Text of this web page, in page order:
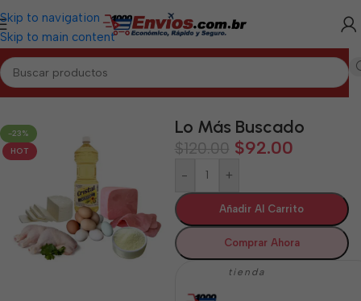
Skip to navigation
Skip to main content
Inicio/MAYABEQUE/Combos Mayabeque
-23%
HOT
Lo Más Buscado
$120.00 $92.00
- +
Añadir Al Carrito
Comprar Ahora
tienda